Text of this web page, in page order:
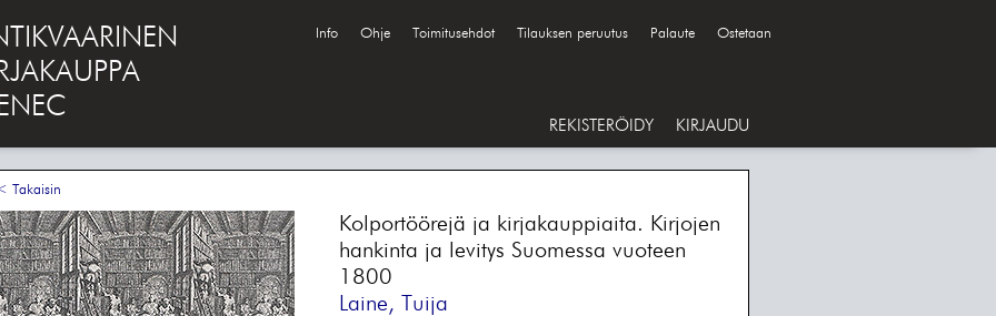
Info Ohje Toimitusehdot Tilauksen peruutus Palaute Ostetaan
REKISTERÖIDY KIRJAUDU
Takaisin
Kolportöörejä ja kirjakauppiaita. Kirjojen
hankinta ja levitys Suomessa vuoteen
1800
Laine, Tuija